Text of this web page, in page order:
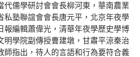
代儒學研討會會長柳河東，華南農業
私塾聯誼會會長唐元平，北京年夜學
報編輯蕭偉光，清華年夜學歷史學博
明學院副傳授曹建墩，甘肅平涼秦治
師指出，待人的言語和行為要符合義